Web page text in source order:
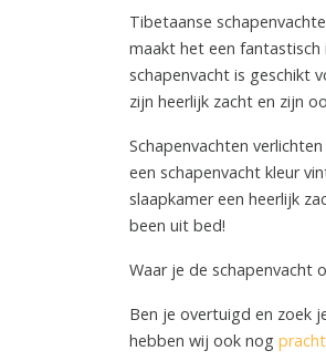
Tibetaanse
maakt het een fantastisch
schapenvacht is geschikt
zijn heerlijk zacht en zijn
Schapenvachten
een schapenvacht kleur
slaapkamer een heerlijk
been uit bed!
Waar je de schapenvacht
Ben je overtuigd en zoek
hebben wij ook nog